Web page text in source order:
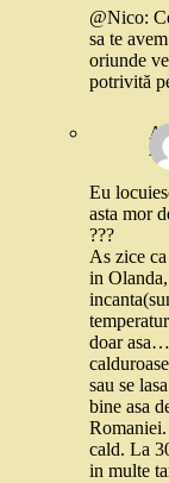
@Nico:
sa te
oriunde
potrivită
26
Eu
asta mor
???
As zice
in
doar
sau se
bine asa
cald. La
in multe